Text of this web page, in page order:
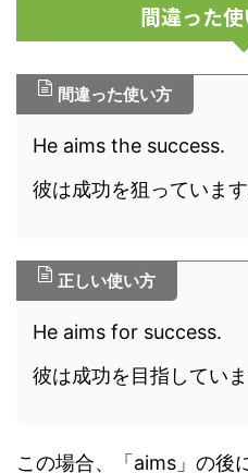
間違った
間違った使い方
He aims the success.
彼は成功を狙っています
正しい使い方
He aims for success.
彼は成功を目指していま
この場合、「aims」の後